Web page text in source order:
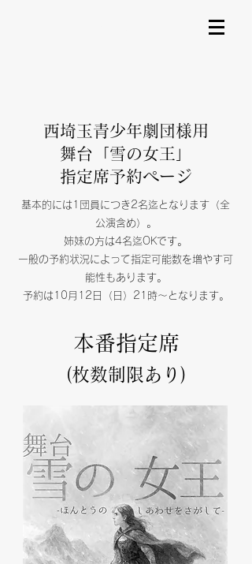
西埼玉青少年劇団様用
舞台「雪の女王」
​指定席予約ページ
基本的には1団員につき2名迄となります（全
公演含め）。
姉妹の方は4名迄OKです。
一般の予約状況によって指定可能数を増やす可
能性もあります。
​予約は10月12日（日）21時～となります。
本番指定席
​(枚数制限あり)